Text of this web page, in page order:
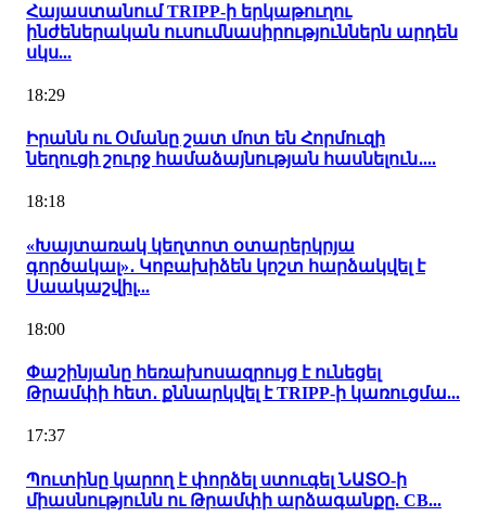
Հայաստանում TRIPP-ի երկաթուղու
ինժեներական ուսումնասիրություններն արդեն
սկս...
18:29
Իրանն ու Օմանը շատ մոտ են Հորմուզի
նեղուցի շուրջ համաձայնության հասնելուն․...
18:18
«Խայտառակ կեղտոտ օտարերկրյա
գործակալ»․ Կոբախիձեն կոշտ հարձակվել է
Սաակաշվիլ...
18:00
Փաշինյանը հեռախոսազրույց է ունեցել
Թրամփի հետ․ քննարկվել է TRIPP-ի կառուցմա...
17:37
Պուտինը կարող է փորձել ստուգել ՆԱՏՕ-ի
միասնությունն ու Թրամփի արձագանքը. CB...